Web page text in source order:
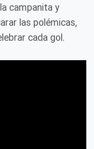
campanita y
las polémicas,
cada gol.